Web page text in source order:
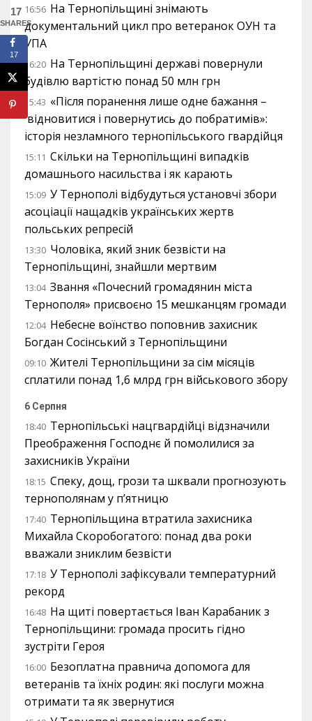
16:56 На Тернопільщині знімають
документальний цикл про ветеранок ОУН та
УПА
16:20 На Тернопільщині державі повернули
будівлю вартістю понад 50 млн грн
15:43 «Після поранення лише одне бажання –
відновитися і повернутись до побратимів»:
історія незламного тернопільського гвардійця
15:11 Скільки на Тернопільщині випадків
домашнього насильства і як карають
15:09 У Тернополі відбудуться установчі збори
асоціації нащадків українських жертв
польських репресій
13:30 Чоловіка, який зник безвісти на
Тернопільщині, знайшли мертвим
13:04 Звання «Почесний громадянин міста
Тернополя» присвоєно 15 мешканцям громади
12:04 Небесне воїнство поповнив захисник
Богдан Сосінський з Тернопільщини
09:10 Жителі Тернопільщини за сім місяців
сплатили понад 1,6 млрд грн військового збору
6 Серпня
18:40 Тернопільські нацгвардійці відзначили
Преображення Господнє й помолилися за
захисників України
18:15 Спеку, дощ, грози та шквали прогнозують
тернополянам у п’ятницю
17:40 Тернопільщина втратила захисника
Михайла Скоробогатого: понад два роки
вважали зниклим безвісти
17:18 У Тернополі зафіксували температурний
рекорд
16:48 На щиті повертається Іван Карабаник з
Тернопільщини: громада просить гідно
зустріти Героя
16:00 Безоплатна правнича допомога для
ветеранів та їхніх родин: які послуги можна
отримати та як звернутися
17
SHARES
17